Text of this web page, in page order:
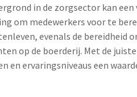
in de zorgsector kan
om medewerkers voor te
evenals de bereidheid
op de boerderij. Met de
en ervaringsniveaus een